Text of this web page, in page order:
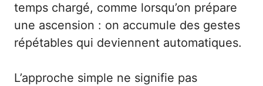
temps chargé, comme lorsqu’on prépare
une ascension : on accumule des gestes
répétables qui deviennent automatiques.
L’approche simple ne signifie pas